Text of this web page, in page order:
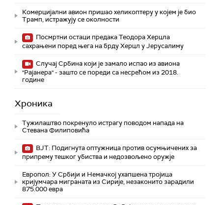
Комерцијални авион пришао хеликоптеру у којем је био
Трамп, истражују се околности
Посмртни остаци предака Теодора Херцла
сахрањени поред њега на брду Херцл у Јерусалиму
Случај Србина који је замало испао из авиона
"Рајанера" - зашто се пореди са несрећом из 2018.
године
Хроника
Тужилаштво покренуло истрагу поводом напада на
Стевана Филиповића
ВЈТ: Подигнута оптужница против осумњичених за
припрему тешког убиства и недозвољено оружје
Европол: У Србији и Немачкој ухапшена тројица
кријумчара миграната из Сирије, незаконито зарадили
875.000 евра